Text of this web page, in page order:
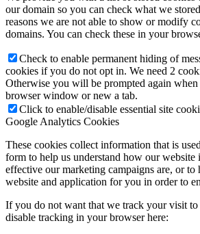
our domain so you can check what we
reasons we are not able to show or modify
domains. You can check these in your
Check to enable permanent hiding of
cookies if you do not opt in. We need 2
Otherwise you will be prompted again
browser window or new a tab.
Click to enable/disable essential site
Google Analytics Cookies
These cookies collect information that is
form to help us understand how our website
effective our marketing campaigns are, or to
website and application for you in order to
If you do not want that we track your visit to
disable tracking in your browser here: